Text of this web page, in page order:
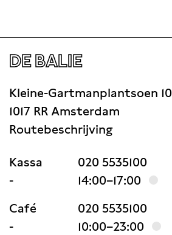
DE BALIE
Kleine-Gartmanplantsoen 10
1017 RR Amsterdam
Routebeschrijving
Kassa
020 5535100
-
14:00–17:00
Café
020 5535100
-
10:00–23:00